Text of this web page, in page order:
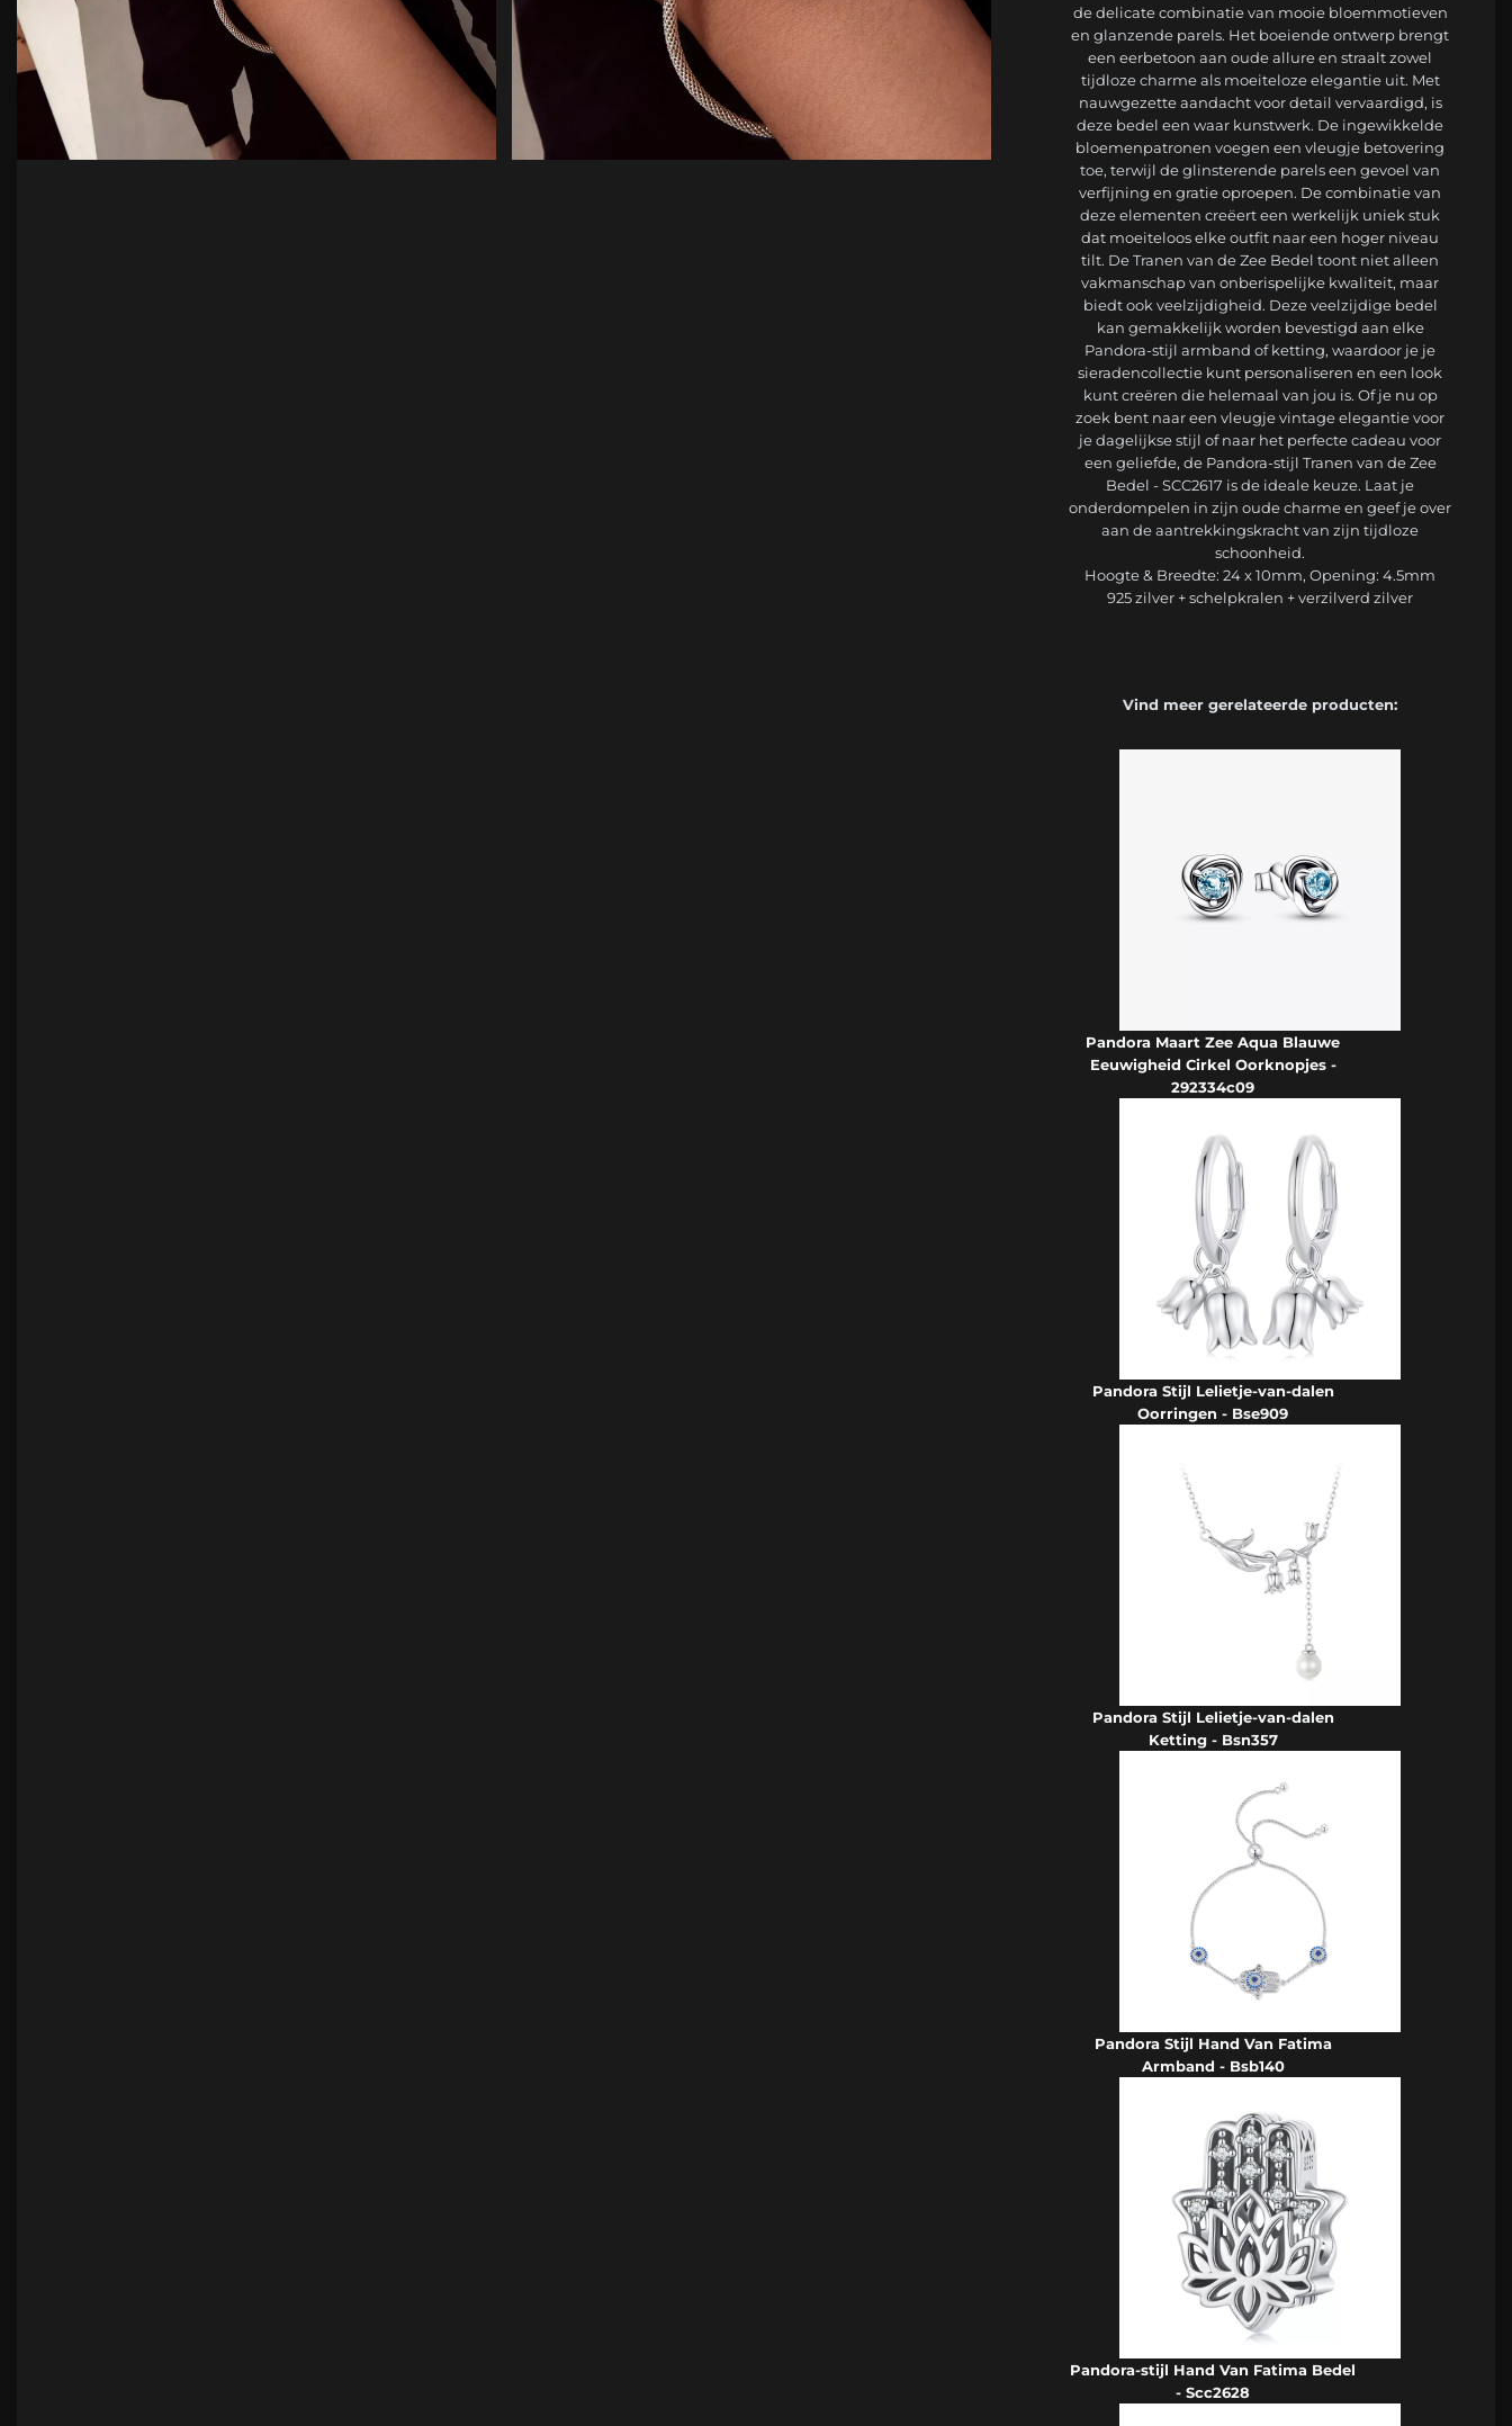
de delicate combinatie van mooie bloemmotieven
en glanzende parels. Het boeiende ontwerp brengt
een eerbetoon aan oude allure en straalt zowel
tijdloze charme als moeiteloze elegantie uit. Met
nauwgezette aandacht voor detail vervaardigd, is
deze bedel een waar kunstwerk. De ingewikkelde
bloemenpatronen voegen een vleugje betovering
toe, terwijl de glinsterende parels een gevoel van
verfijning en gratie oproepen. De combinatie van
deze elementen creëert een werkelijk uniek stuk
dat moeiteloos elke outfit naar een hoger niveau
tilt. De Tranen van de Zee Bedel toont niet alleen
vakmanschap van onberispelijke kwaliteit, maar
biedt ook veelzijdigheid. Deze veelzijdige bedel
kan gemakkelijk worden bevestigd aan elke
Pandora-stijl armband of ketting, waardoor je je
sieradencollectie kunt personaliseren en een look
kunt creëren die helemaal van jou is. Of je nu op
zoek bent naar een vleugje vintage elegantie voor
je dagelijkse stijl of naar het perfecte cadeau voor
een geliefde, de Pandora-stijl Tranen van de Zee
Bedel - SCC2617 is de ideale keuze. Laat je
onderdompelen in zijn oude charme en geef je over
aan de aantrekkingskracht van zijn tijdloze
schoonheid.
Hoogte & Breedte: 24 x 10mm, Opening: 4.5mm
925 zilver + schelpkralen + verzilverd zilver
Vind meer gerelateerde producten:
Pandora Maart Zee Aqua Blauwe
Eeuwigheid Cirkel Oorknopjes -
292334c09
Pandora Stijl Lelietje-van-dalen
Oorringen - Bse909
Pandora Stijl Lelietje-van-dalen
Ketting - Bsn357
Pandora Stijl Hand Van Fatima
Armband - Bsb140
Pandora-stijl Hand Van Fatima Bedel
- Scc2628